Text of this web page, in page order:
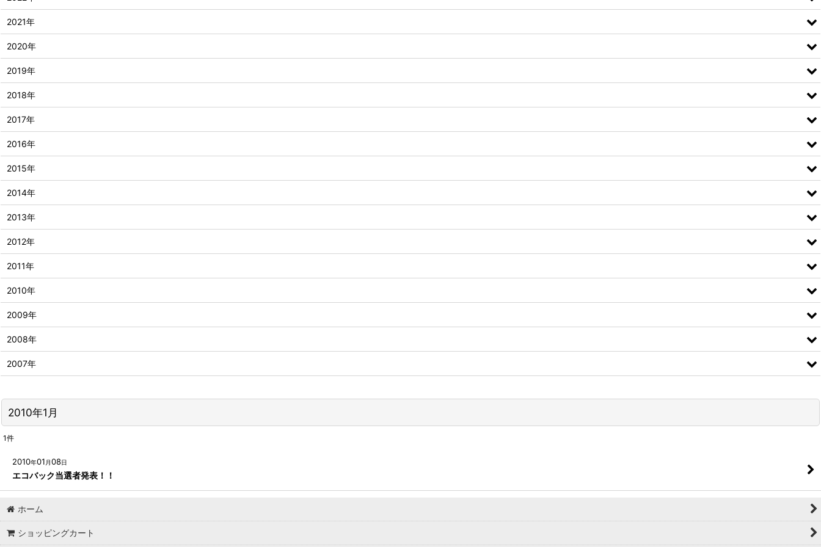
2010年1月
1件
2010年01 月08日
エコバック当選者発表！！
2021年
2020年
2019年
2018年
2017年
2016年
2015年
2014年
2013年
2012年
2011年
2010年
2009年
2008年
2007年
ホーム
ショッピングカート